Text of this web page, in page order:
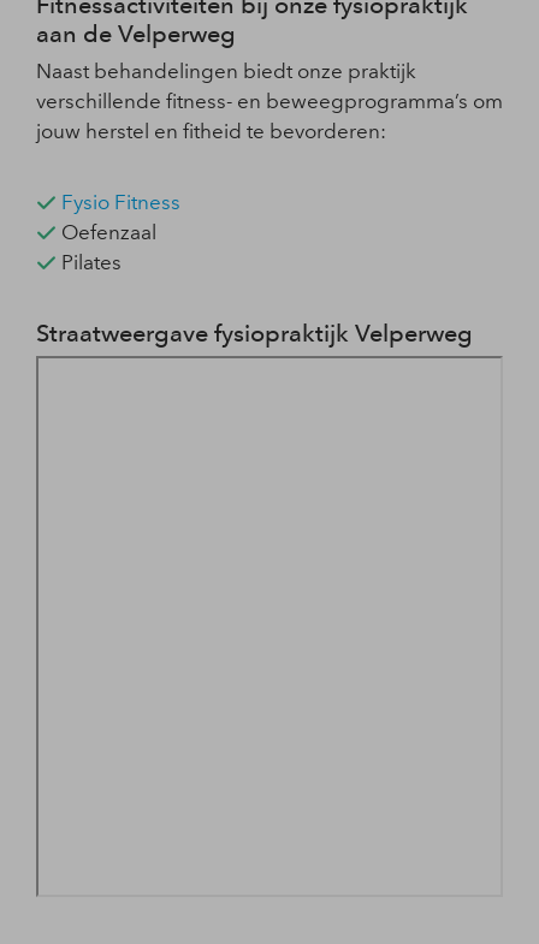
aan de Velperweg
Naast behandelingen biedt onze praktijk
verschillende fitness- en beweegprogramma’s om
jouw herstel en fitheid te bevorderen:
Fysio Fitness
Oefenzaal
Pilates
Straatweergave fysiopraktijk Velperweg